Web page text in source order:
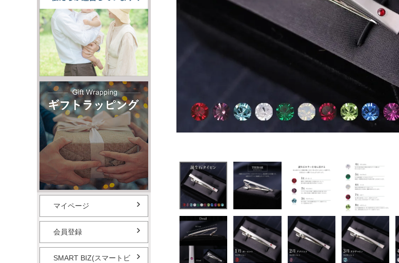
マイページ
会員登録
SMART BIZ(スマートビ